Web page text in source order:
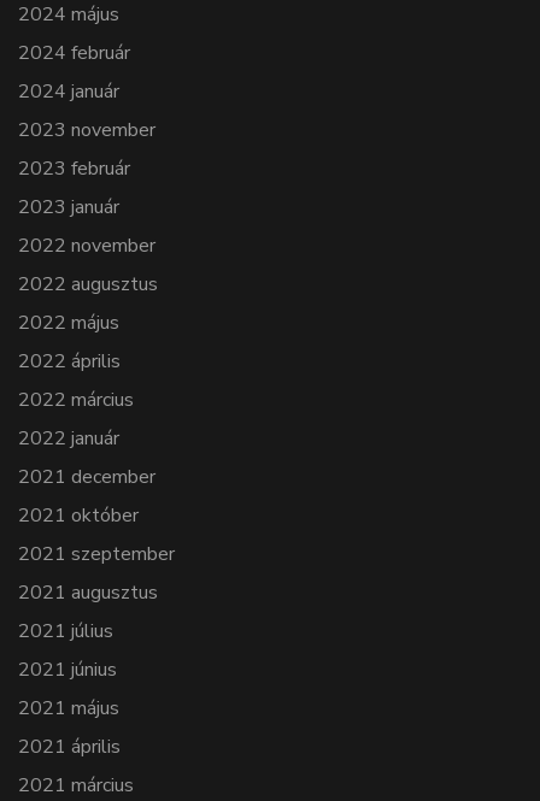
2024 május
2024 február
2024 január
2023 november
2023 február
2023 január
2022 november
2022 augusztus
2022 május
2022 április
2022 március
2022 január
2021 december
2021 október
2021 szeptember
2021 augusztus
2021 július
2021 június
2021 május
2021 április
2021 március